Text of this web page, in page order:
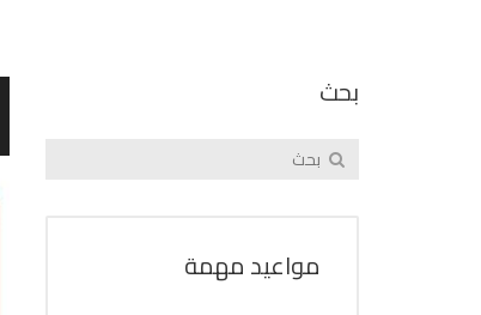
بحث
مواعيد مهمة